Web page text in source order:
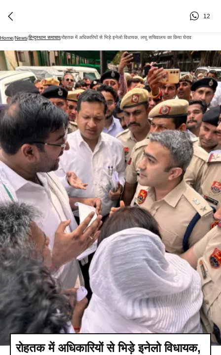
12
Home/News/हिन्दुस्थान समाचार/रोहतक में अधिकारियों से भिड़े इनेलो विधायक, लघु सचिवालय का किया घेराव
रोहतक में अधिकारियों से भिड़े इनेलो विधायक,